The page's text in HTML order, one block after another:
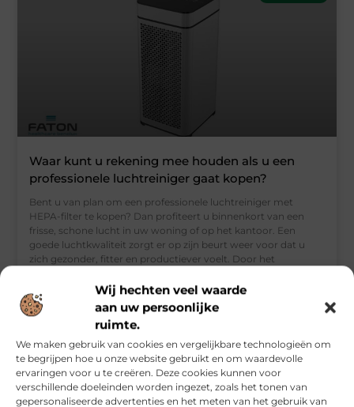
Wij hechten veel waarde
aan uw persoonlijke
ruimte.
We maken gebruik van cookies en vergelijkbare technologieën om
te begrijpen hoe u onze website gebruikt en om waardevolle
ervaringen voor u te creëren. Deze cookies kunnen voor
verschillende doeleinden worden ingezet, zoals het tonen van
gepersonaliseerde advertenties en het meten van het gebruik van
Waar kunt u rekening mee houden als u een
professionele luchtreiniger gaat kopen?
Bent u van plan om een professionele luchtreiniger met
HEPA-filter te kopen? Dan profiteert u binnenkort van een
frisse, schone lucht in uw woning of op het kantoor. Een
goede luchtkwaliteit zorgt er op zijn beurt weer voor dat u
zich gezonder, fitter en productiever voelt. Door het
gehaald, waardoor u bovendien minder last zult hebben van
eventuele allergieën. Iedere ruimte
BEDRIJVEN